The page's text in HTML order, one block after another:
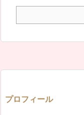
プロフィール